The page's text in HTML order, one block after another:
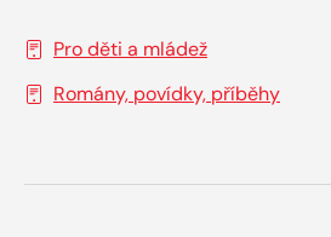
Pro děti a mládež
Romány, povídky, příběhy